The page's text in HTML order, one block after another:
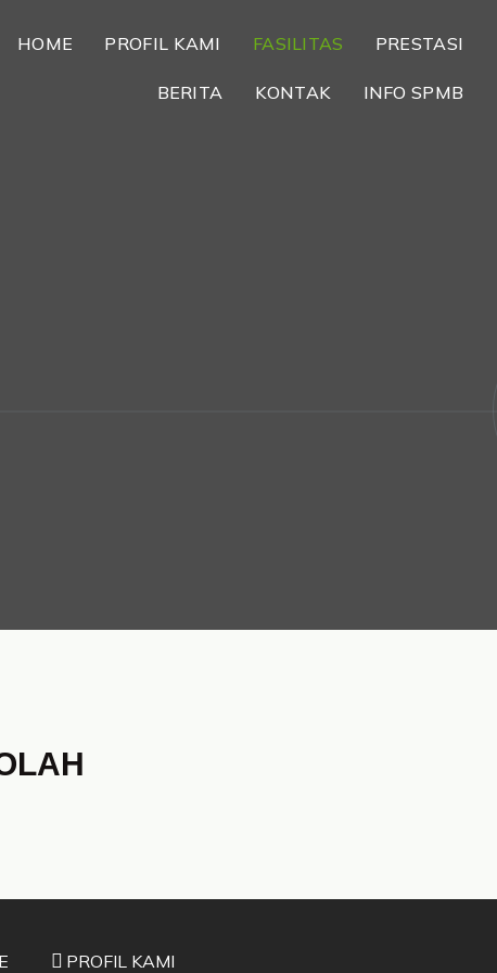
HOME PROFIL KAMI FASILITAS PRESTASI
BERITA KONTAK INFO SPMB
PROFIL KAMI